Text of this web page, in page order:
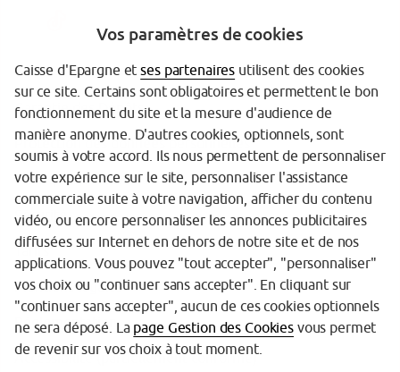
Garantie des Dépôts
Protection des données personnelles
Politique cookies
Sécurité
Tarifs
Mentions légales
Réglementation
Accessibilité (partiellement conforme)
Vos paramètres de cookies
Caisse d'Epargne etses partenaires utilisent des cookies
sur ce site. Certains sont obligatoires et permettent le bon
fonctionnement du site et la mesure d'audience de
manière anonyme. D'autres cookies, optionnels, sont
soumis à votre accord. Ils nous permettent de personnaliser
votre expérience sur le site, personnaliser l'assistance
commerciale suite à votre navigation, afficher du contenu
vidéo, ou encore personnaliser les annonces publicitaires
diffusées sur Internet en dehors de notre site et de nos
applications. Vous pouvez "tout accepter", "personnaliser"
vos choix ou "continuer sans accepter". En cliquant sur
"continuer sans accepter", aucun de ces cookies optionnels
ne sera déposé. La page Gestion des Cookiesvous permet
de revenir sur vos choix à tout moment.